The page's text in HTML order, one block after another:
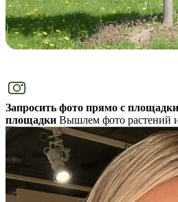
Запросить фото прямо с площадки
площадки Вышлем фото растений